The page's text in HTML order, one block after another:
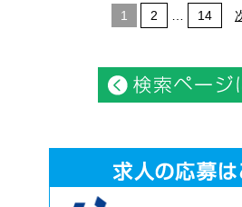
1 2 14